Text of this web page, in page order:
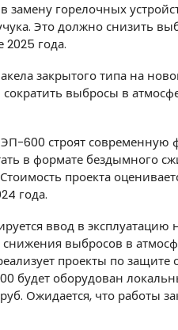
горелочных
Это должно снизить
2025 года.
закрытого типа на
выбросы в
600 строят современную
в формате бездымного
проекта
года.
ввод в
выбросов в
проекты по защите
будет оборудован
Ожидается, что работы